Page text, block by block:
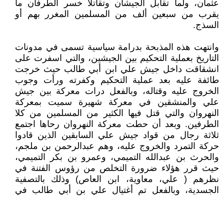
عثمان، ولما تقابل الجيشان وتقاتلا خسر الطرفان ما
يقرب من سبعين ألف من المسلمين المغرر بهم أو
السذج.
وانتهت هذه المذبحة بدرامة سياسية تسمى في مدونات
التاريخ بعملية التحكيم بين الجيشين، والتي اسفرت على
انشقاقت داخل جيش علي ابن أبي طالب حيث خرجت
طائفة عليه بعد عملية التحكيم وكفرته ورأت وجوب
الخروج عليه وقتاله، وبالفعل درات معركة بين جيش
علي والمنشقين في معركة شهيرة سميت بمعركة
النهروان والتي قتل فيها الكثير من المسلمين من كلا
الطرفين. وبعد أن حطت معركة النهروان رحاها اجتمع
ثلاثة رجال من قواد جيش علي السابقين الذين قادوا
حركة التمرد والخروج عليه، وهم عبدالرحمن بن ملجم،
والحرث بن عبدالله التميمي، وعمرو بن بكر التميمي،
حيث قرر هؤلاء ضرورة التخلص من رؤوس الفتنة في
نظرهم ( علي، معاوية، ابن العاص) وذلك بالتصفية
الجسدية، وبالفعل تم أغتيال علي بن أبي طالب في